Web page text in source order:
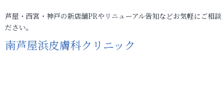
芦屋・西宮・神戸の新店舗PRやリニューアル告知などお気軽にご相
ださい。
南芦屋浜皮膚科クリニック